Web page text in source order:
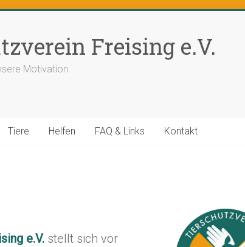
Freising e.V.
Motivation
Tiere Helfen FAQ & Links Kontakt
e.V. stellt sich vor